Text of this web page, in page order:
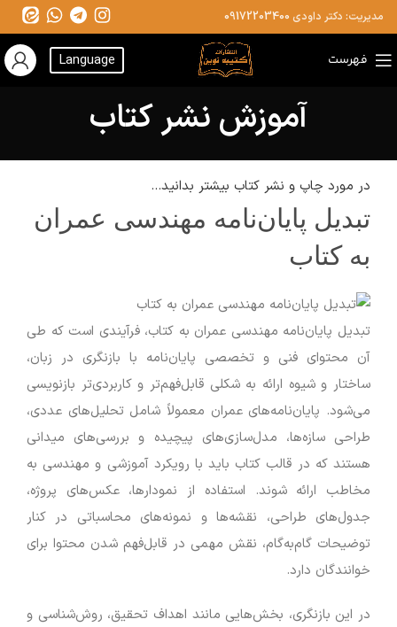
مدیریت: دکتر داودی 09172203400
فهرست Language
آموزش نشر کتاب
در مورد چاپ و نشر کتاب بیشتر بدانید...
تبدیل پایان‌نامه مهندسی عمران
به کتاب
تبدیل پایان‌نامه مهندسی عمران به کتاب، فرآیندی است که طی
آن محتوای فنی و تخصصی پایان‌نامه با بازنگری در زبان،
ساختار و شیوه ارائه به شکلی قابل‌فهم‌تر و کاربردی‌تر بازنویسی
می‌شود. پایان‌نامه‌های عمران معمولاً شامل تحلیل‌های عددی،
طراحی سازه‌ها، مدل‌سازی‌های پیچیده و بررسی‌های میدانی
هستند که در قالب کتاب باید با رویکرد آموزشی و مهندسی به
مخاطب ارائه شوند. استفاده از نمودارها، عکس‌های پروژه،
جدول‌های طراحی، نقشه‌ها و نمونه‌های محاسباتی در کنار
توضیحات گام‌به‌گام، نقش مهمی در قابل‌فهم شدن محتوا برای
خوانندگان دارد.
در این بازنگری، بخش‌هایی مانند اهداف تحقیق، روش‌شناسی و